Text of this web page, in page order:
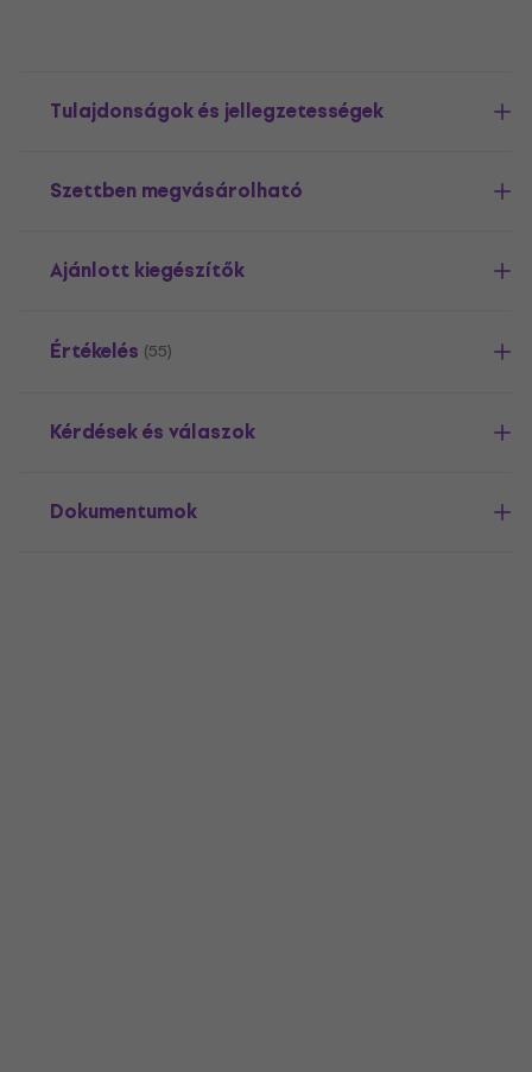
Tulajdonságok és jellegzetességek
Szettben megvásárolható
Ajánlott kiegészítők
Értékelés (55)
Kérdések és válaszok
Dokumentumok